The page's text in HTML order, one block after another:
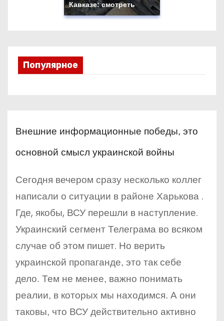
Кавказе: смотреть
Популярное
Внешние информационные победы, это
основной смысл украинской войны
Сегодня вечером сразу несколько коллег
написали о ситуации в районе Харькова .
Где, якобы, ВСУ перешли в наступление.
Украинский сегмент Телеграма во всяком
случае об этом пишет. Но верить
украинской пропаганде, это так себе
дело. Тем не менее, важно понимать
реалии, в которых мы находимся. А они
таковы, что ВСУ действительно активно